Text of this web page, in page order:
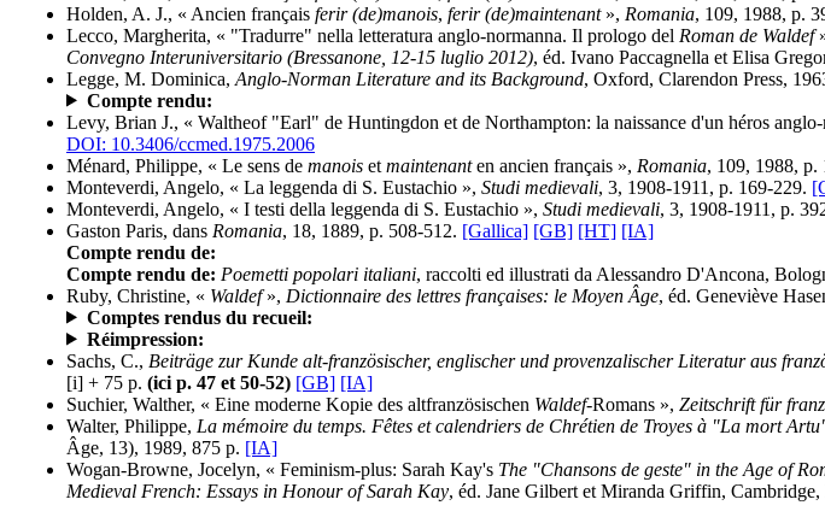
Holden, A. J., « Ancien français ferir (de)manois, ferir (de)maintenant», Romania, 109, 1988, p.
Lecco, Margherita, « "Tradurre" nella letteratura anglo-normanna. Il prologo del Roman de Waldef
Convegno Interuniversitario (Bressanone, 12-15 luglio 2012), éd. Ivano Paccagnella et Elisa
Legge, M. Dominica, Anglo-Norman Literature and its Background, Oxford, Clarendon Press,
Compte rendu:
Levy, Brian J., « Waltheof "Earl" de Huntingdon et de Northampton: la naissance d'un héros
DOI: 10.3406/ccmed.1975.2006
Ménard, Philippe, « Le sens de manois et maintenanten ancien français », Romania, 109, 1988, p.
Monteverdi, Angelo, « La leggenda di S. Eustachio », Studi medievali, 3, 1908-1911, p. 169-229.
Monteverdi, Angelo, « I testi della leggenda di S. Eustachio », Studi medievali, 3, 1908-1911, p.
Gaston Paris, dans Romania, 18, 1889, p. 508-512. [Gallica] [GB] [HT] [IA]
Compte rendu de:
Compte rendu de: Poemetti popolari italiani, raccolti ed illustrati da Alessandro D'Ancona,
Ruby, Christine, « Waldef», Dictionnaire des lettres françaises: le Moyen Âge, éd. Geneviève
Comptes rendus du recueil:
Réimpression:
Sachs, C., Beiträge zur Kunde alt-französischer, englischer und provenzalischer Literatur aus
[i] + 75 p. (ici p. 47 et 50-52) [GB] [IA]
Suchier, Walther, « Eine moderne Kopie des altfranzösischen Waldef-Romans », Zeitschrift für
Walter, Philippe, La mémoire du temps. Fêtes et calendriers de Chrétien de Troyes à "La mort
Âge, 13), 1989, 875 p. [IA]
Wogan-Browne, Jocelyn, « Feminism-plus: Sarah Kay's The "Chansons de geste" in the Age of
Medieval French: Essays in Honour of Sarah Kay, éd. Jane Gilbert et Miranda Griffin,